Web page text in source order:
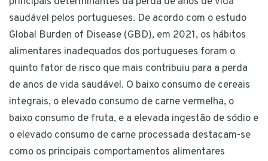
saudável pelos portugueses. De acordo com o estudo
Global Burden of Disease (GBD), em 2021, os hábitos
alimentares inadequados dos portugueses foram o
quinto fator de risco que mais contribuiu para a perda
de anos de vida saudável. O baixo consumo de cereais
integrais, o elevado consumo de carne vermelha, o
baixo consumo de fruta, e a elevada ingestão de sódio e
o elevado consumo de carne processada destacam-se
como os principais comportamentos alimentares